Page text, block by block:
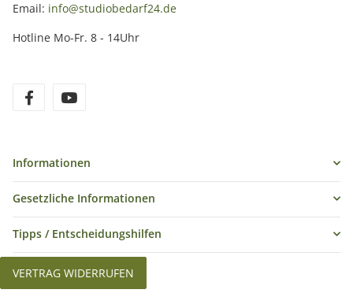
Email: info@studiobedarf24.de
Hotline Mo-Fr. 8 - 14Uhr
Informationen
Gesetzliche Informationen
Tipps / Entscheidungshilfen
VERTRAG WIDERRUFEN